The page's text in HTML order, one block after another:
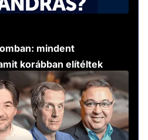
mindent
korábban elítéltek